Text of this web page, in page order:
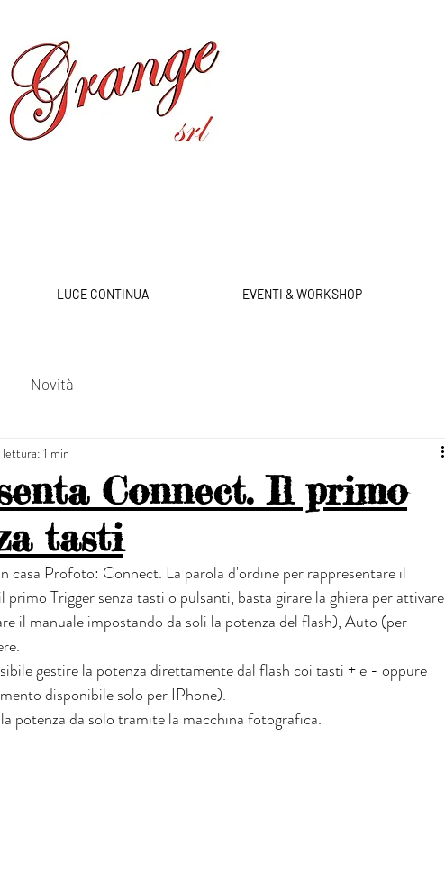
LUCE CONTINUA EVENTI & WORKSHOP
Novità
Connect. Il primo
tasti
1 min
casa Profoto: Connect. La parola d'ordine per rappresentare il
Trigger senza tasti o pulsanti, basta girare la ghiera per attivare
il manuale impostando da soli la potenza del flash), Auto (per
gestire la potenza direttamente dal flash coi tasti + e - oppure
disponibile solo per IPhone).
potenza da solo tramite la macchina fotografica.